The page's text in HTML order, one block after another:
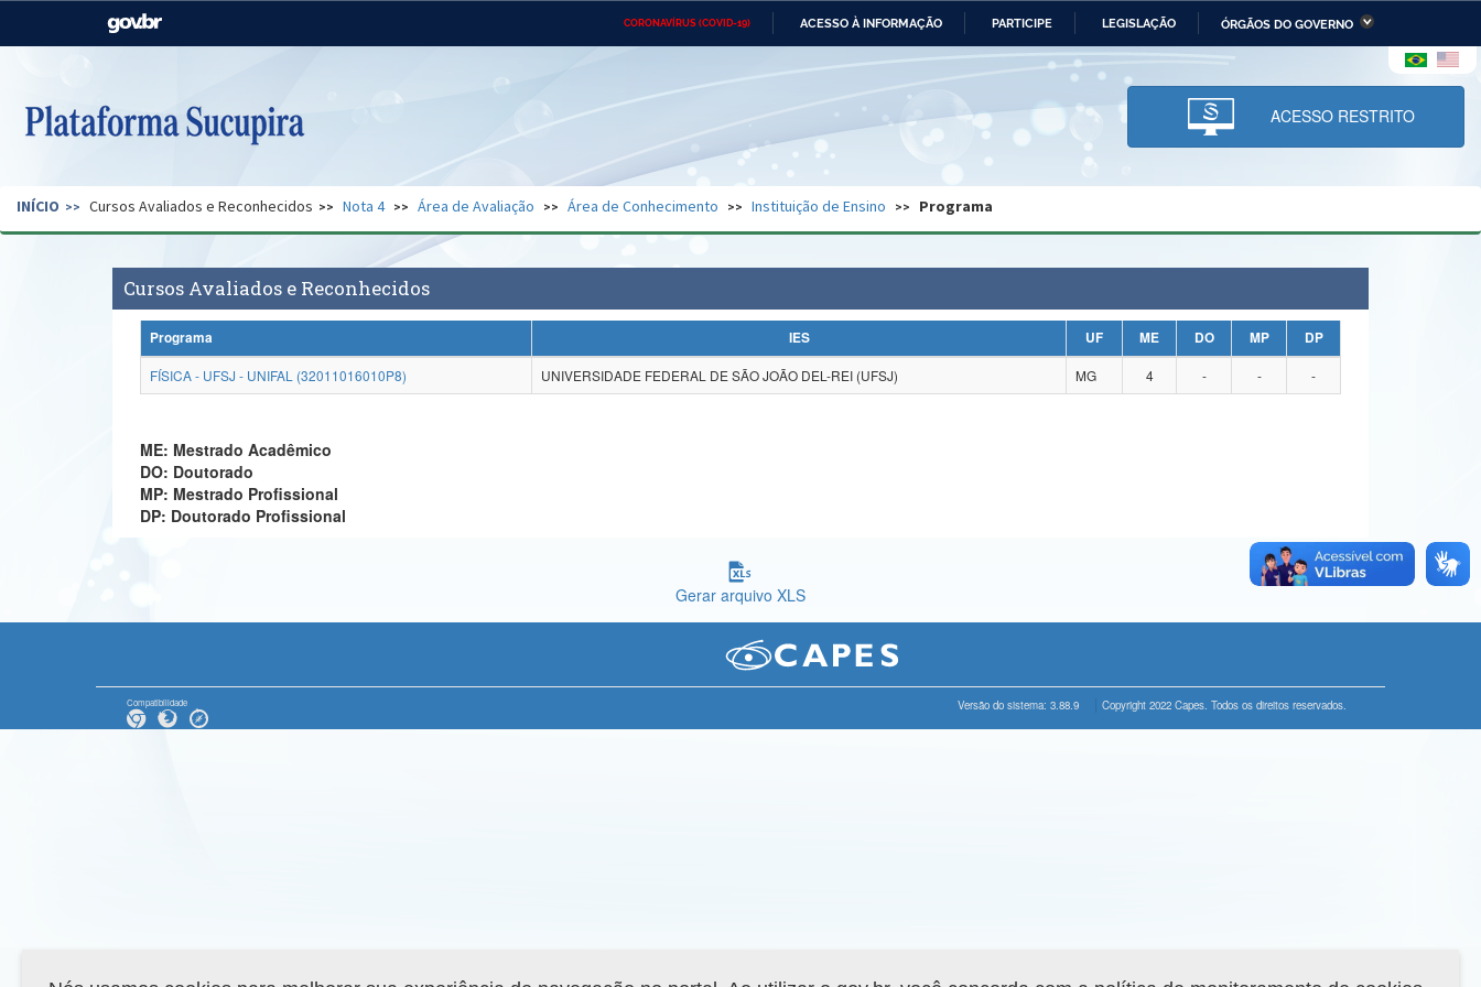
CORONAVÍRUS (COVID-19) ACESSO À INFORMAÇÃO PARTICIPE LEGISLAÇÃO ÓRGÃOS DO GOVERNO
Casa Civil Ministério das Relações Ministério da Economia Ministério da Infraestrutura
Pecuária e Abastecimento
Ministério da Ciência,
Tecnologia, Inovações e
Comunicações
Ministério do Desenvolvimento
Regional e dos Direitos Humanos
Secretaria de Governo Gabinete de Segurança Advocacia-Geral da União Banco Central do Brasil Planalto
ACESSO RESTRITO
INÍCIO Cursos Avaliados e Reconhecidos Nota 4 Área de Avaliação Área de Conhecimento Instituição de Ensino Programa
Cursos Avaliados e Reconhecidos
Programa IES UF ME DO MP
DP
FÍSICA - UFSJ - UNIFAL (32011016010P8)
UNIVERSIDADE FEDERAL DE SÃO JOÃO DEL-REI (UFSJ) MG 4 - - -
ME: Mestrado Acadêmico
DO: Doutorado
MP: Mestrado Profissional
DP: Doutorado Profissional
Gerar arquivo XLS
Compatibilidade Versão do sistema: 3.88.9 Copyright 2022 Capes. Todos os direitos reservados.